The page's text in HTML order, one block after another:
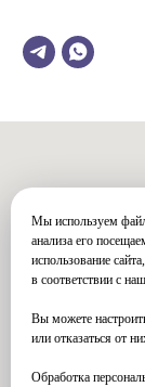
Мы используем
анализа его
использование
в соответствии с
Вы можете
или отказаться от
Обработка